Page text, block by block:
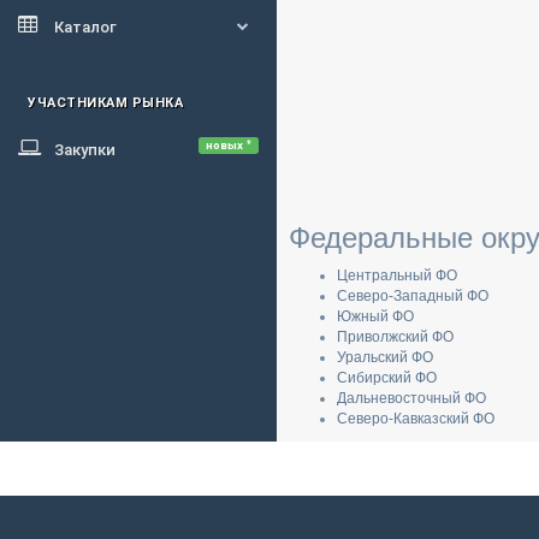
Каталог
УЧАСТНИКАМ РЫНКА
Закупки новых *
Федеральные
Центральный ФО
Северо-Западный ФО
Южный ФО
Приволжский ФО
Уральский ФО
Сибирский ФО
Дальневосточный ФО
Северо-Кавказский ФО